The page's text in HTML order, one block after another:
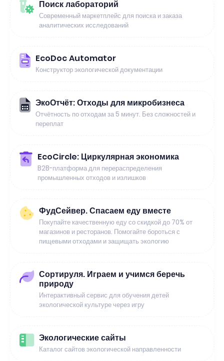
Поиск лабораторий
Современный маркетплейс для поиска и заказа
аналитических исследований
EcoDoc Automator
Конструктор экологической документации
ЭкоОтчёт: Отходы для микробизнеса
Отчётность по отходам за 5 минут. Без сложностей и
переплат
EcoCircle: Циркулярная экономика
B2B-платформа для перераспределения
промышленных отходов и излишков
ФудСейвер. Спасаем еду вместе
Покупайте качественную еду со скидкой до 70% от
магазинов и ресторанов. Помогайте бороться с
пищевыми отходами и защищать экологию
Сортируля. Играем и учимся беречь
природу
Интерактивный сервис для обучения детей
экологической культуре через игру
Экологические сайты
Каталог сайтов экологической направленности